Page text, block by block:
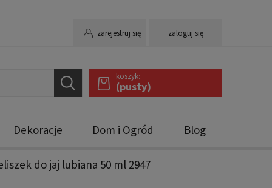
zarejestruj się zaloguj się
koszyk:
(pusty)
Dekoracje Dom i Ogród Blog
do jaj lubiana 50 ml 2947